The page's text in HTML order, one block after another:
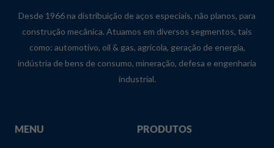
Desde 1966 na distribuição de aços especiais, não planos, para
construção mecânica. Atuamos em diversos segmentos, tais
como: automotivo, oil & gas, agrícola, geração de energia,
indústria de bens de consumo, mineração, defesa e engenharia
industrial.
MENU PRODUTOS